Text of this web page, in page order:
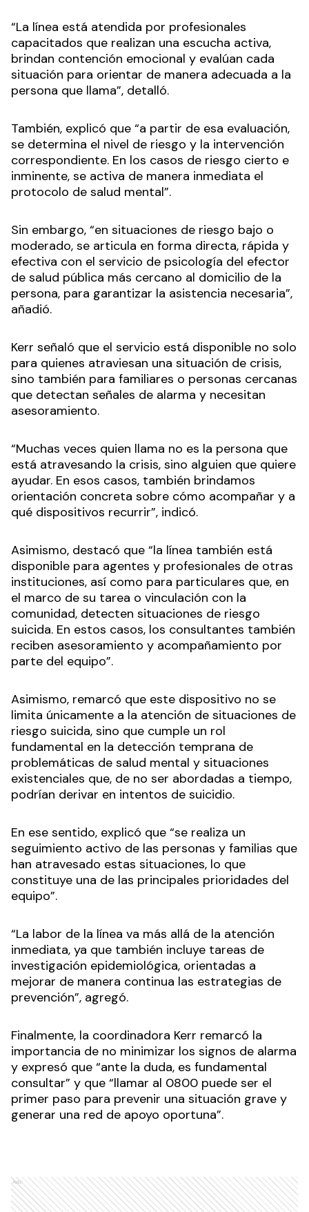
“La línea está atendida por profesionales
capacitados que realizan una escucha activa,
brindan contención emocional y evalúan cada
situación para orientar de manera adecuada a la
persona que llama”, detalló.
También, explicó que “a partir de esa evaluación,
se determina el nivel de riesgo y la intervención
correspondiente. En los casos de riesgo cierto e
inminente, se activa de manera inmediata el
protocolo de salud mental”.
Sin embargo, “en situaciones de riesgo bajo o
moderado, se articula en forma directa, rápida y
efectiva con el servicio de psicología del efector
de salud pública más cercano al domicilio de la
persona, para garantizar la asistencia necesaria”,
añadió.
Kerr señaló que el servicio está disponible no solo
para quienes atraviesan una situación de crisis,
sino también para familiares o personas cercanas
que detectan señales de alarma y necesitan
asesoramiento.
“Muchas veces quien llama no es la persona que
está atravesando la crisis, sino alguien que quiere
ayudar. En esos casos, también brindamos
orientación concreta sobre cómo acompañar y a
qué dispositivos recurrir”, indicó.
Asimismo, destacó que “la línea también está
disponible para agentes y profesionales de otras
instituciones, así como para particulares que, en
el marco de su tarea o vinculación con la
comunidad, detecten situaciones de riesgo
suicida. En estos casos, los consultantes también
reciben asesoramiento y acompañamiento por
parte del equipo”.
Asimismo, remarcó que este dispositivo no se
limita únicamente a la atención de situaciones de
riesgo suicida, sino que cumple un rol
fundamental en la detección temprana de
problemáticas de salud mental y situaciones
existenciales que, de no ser abordadas a tiempo,
podrían derivar en intentos de suicidio.
En ese sentido, explicó que “se realiza un
seguimiento activo de las personas y familias que
han atravesado estas situaciones, lo que
constituye una de las principales prioridades del
equipo”.
“La labor de la línea va más allá de la atención
inmediata, ya que también incluye tareas de
investigación epidemiológica, orientadas a
mejorar de manera continua las estrategias de
prevención”, agregó.
Finalmente, la coordinadora Kerr remarcó la
importancia de no minimizar los signos de alarma
y expresó que “ante la duda, es fundamental
consultar” y que “llamar al 0800 puede ser el
primer paso para prevenir una situación grave y
generar una red de apoyo oportuna”.
Ads